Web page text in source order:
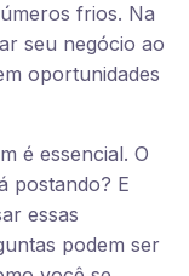
frios. Na
seu negócio ao
oportunidades
é essencial. O
postando? E
essas
podem ser